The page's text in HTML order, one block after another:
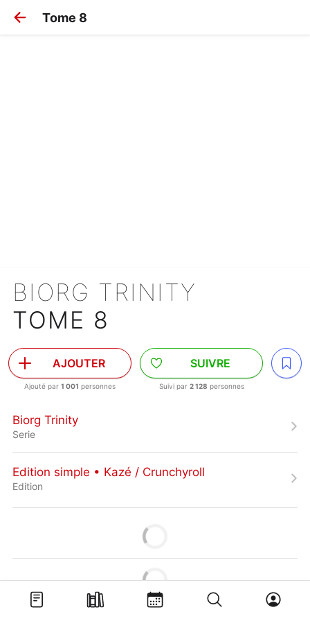
Tome 8
BIORG TRINITY
TOME 8
AJOUTER
Ajouté par 1 001 personnes
SUIVRE
Suivi par 2 128 personnes
Biorg Trinity
Serie
Edition simple • Kazé / Crunchyroll
Edition